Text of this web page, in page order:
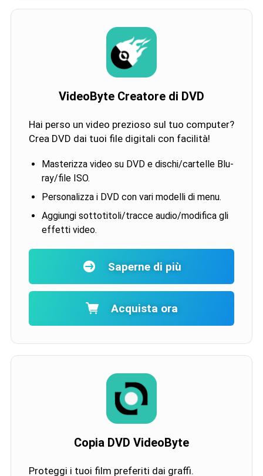
VideoByte Creatore di DVD
Hai perso un video prezioso sul tuo computer?
Crea DVD dai tuoi file digitali con facilità!
Masterizza video su DVD e dischi/cartelle Blu-
ray/file ISO.
Personalizza i DVD con vari modelli di menu.
Aggiungi sottotitoli/tracce audio/modifica gli
effetti video.
Saperne di più
Acquista ora
Copia DVD VideoByte
Proteggi i tuoi film preferiti dai graffi.